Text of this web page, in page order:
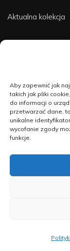
Aby zapewnić jak
takich jak pliki
do informacji o
przetwarzać dane,
unikalne
wycofanie zgody
funkcje.
Aktualna kolekcja
O mnie
Kontakt